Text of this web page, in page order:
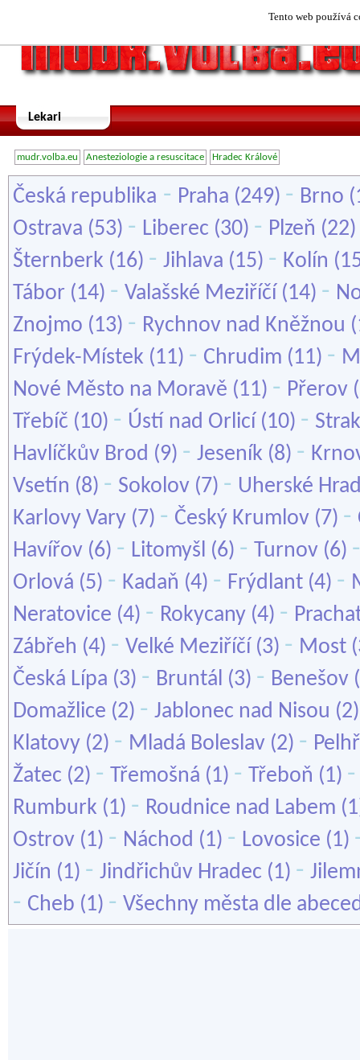
Tento web používá
Lekari
mudr.volba.eu Anesteziologie a resuscitace Hradec Králové
Česká republika - Praha (249) - Brno
Ostrava (53) - Liberec (30) - Plzeň (22)
Šternberk (16) - Jihlava (15) - Kolín
Tábor (14) - Valašské Meziříčí (14) -
Znojmo (13) - Rychnov nad Kněžnou
Frýdek-Místek (11) - Chrudim (11) -
Nové Město na Moravě (11) - Přerov
Třebíč (10) - Ústí nad Orlicí (10) -
Havlíčkův Brod (9) - Jeseník (8) -
Vsetín (8) - Sokolov (7) - Uherské
Karlovy Vary (7) - Český Krumlov (7) -
Havířov (6) - Litomyšl (6) - Turnov (6)
Orlová (5) - Kadaň (4) - Frýdlant (4) -
Neratovice (4) - Rokycany (4) -
Zábřeh (4) - Velké Meziříčí (3) - Most
Česká Lípa (3) - Bruntál (3) - Benešov
Domažlice (2) - Jablonec nad Nisou
Klatovy (2) - Mladá Boleslav (2) -
Žatec (2) - Třemošná (1) - Třeboň (1)
Rumburk (1) - Roudnice nad Labem
Ostrov (1) - Náchod (1) - Lovosice (1)
Jičín (1) - Jindřichův Hradec (1) -
- Cheb (1) - Všechny města dle